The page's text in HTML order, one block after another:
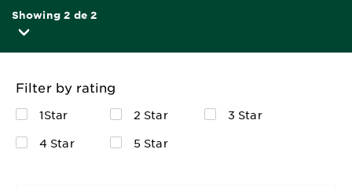
Showing 2 de 2
Filter by rating
1Star 2 Star
3 Star
4 Star
5 Star